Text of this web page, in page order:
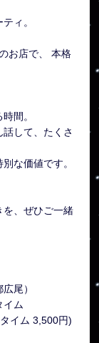
ィ。
お店で、 本格
間。
して、たくさ
な価値です。
を、ぜひご一緒
尾）
イム
イム 3,500円)